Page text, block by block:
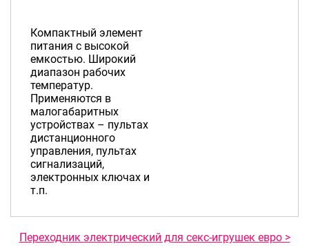
Компактный элемент
питания с высокой
емкостью. Широкий
диапазон рабочих
температур.
Применяются в
малогабаритных
устройствах – пультах
дистанционного
управления, пультах
сигнализаций,
электронных ключах и
т.п.
Переходник электрический для секс-игрушек евро >